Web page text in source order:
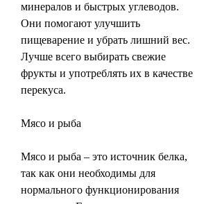
минералов и быстрых углеводов.
Они помогают улучшить
пищеварение и убрать лишний вес.
Лучше всего выбирать свежие
фрукты и употреблять их в качестве
перекуса.
Мясо и рыба
Мясо и рыба – это источник белка,
так как они необходимы для
нормального функционирования